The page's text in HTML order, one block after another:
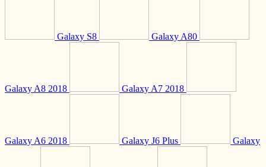
Galaxy S8 Galaxy A80
Galaxy A8 2018 Galaxy A7 2018
Galaxy A6 2018 Galaxy J6 Plus Galaxy